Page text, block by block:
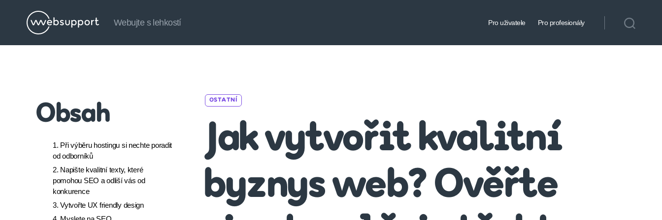
Websupport.cz
Webujte s lehkostí Pro uživatele Pro profesionály
Obsah
1. Při výběru hostingu si nechte poradit
od odborníků
2. Napište kvalitní texty, které
pomohou SEO a odliší vás od
konkurence
3. Vytvořte UX friendly design
OSTATNÍ
Jak vytvořit kvalitní
byznys web? Ověřte